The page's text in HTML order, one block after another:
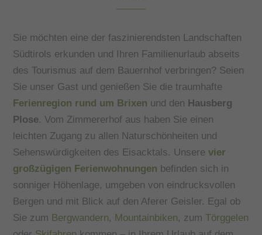
Sie möchten eine der faszinierendsten Landschaften
Südtirols erkunden und Ihren Familienurlaub abseits
des Tourismus auf dem Bauernhof verbringen? Seien
Sie unser Gast und genießen Sie die traumhafte
Ferienregion rund um Brixen und den Hausberg
Plose. Vom Zimmererhof aus haben Sie einen
leichten Zugang zu allen Naturschönheiten und
Sehenswürdigkeiten des Eisacktals. Unserevier
großzügigen Ferienwohnungen befinden sich in
sonniger Höhenlage, umgeben von eindrucksvollen
Bergen und mit Blick auf den Aferer Geisler. Egal ob
Sie zum Bergwandern, Mountainbiken, zumTörggelen